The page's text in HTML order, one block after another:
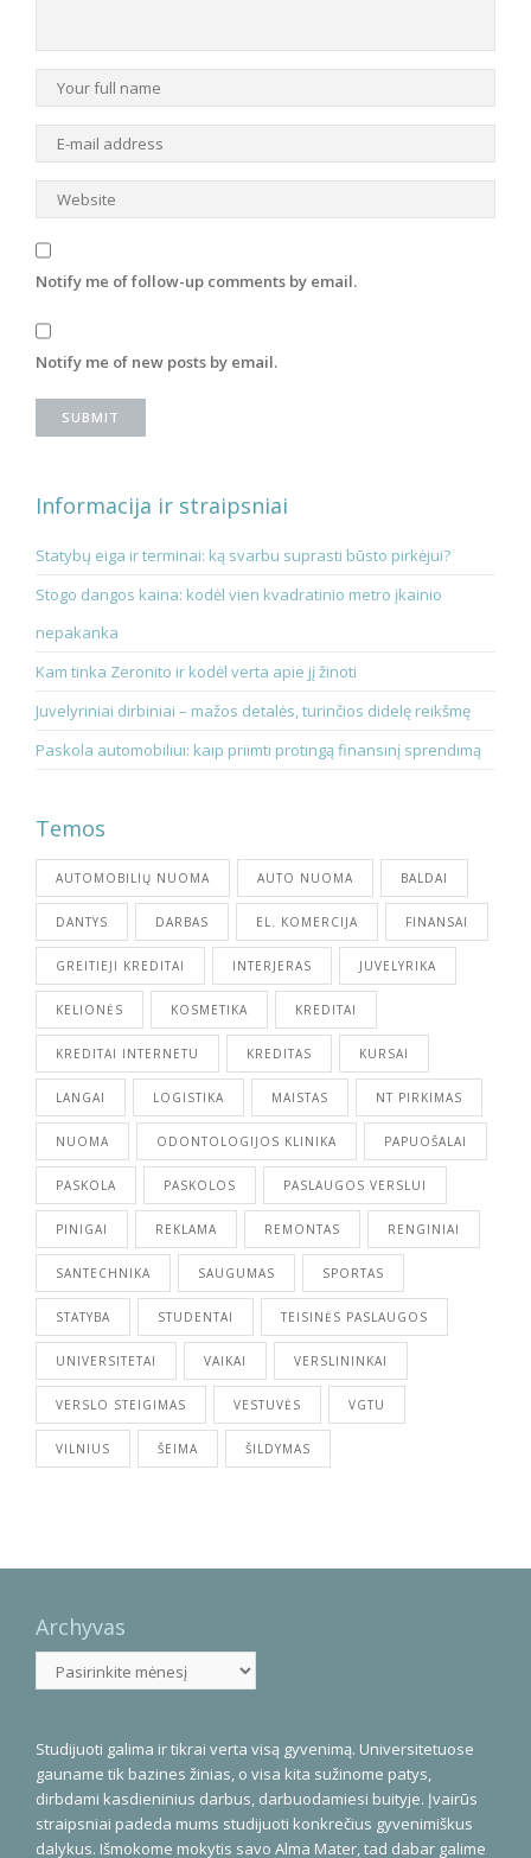
Notify me of follow-up comments by email.
Notify me of new posts by email.
Informacija ir straipsniai
Statybų eiga ir terminai: ką svarbu suprasti būsto pirkėjui?
Stogo dangos kaina: kodėl vien kvadratinio metro įkainio
nepakanka
Kam tinka Zeronito ir kodėl verta apie jį žinoti
Juvelyriniai dirbiniai – mažos detalės, turinčios didelę reikšmę
Paskola automobiliui: kaip priimti protingą finansinį sprendimą
Temos
AUTOMOBILIŲ NUOMA AUTO NUOMA BALDAI
DANTYS DARBAS EL. KOMERCIJA FINANSAI
GREITIEJI KREDITAI INTERJERAS JUVELYRIKA
KELIONĖS KOSMETIKA KREDITAI
KREDITAI INTERNETU KREDITAS KURSAI
LANGAI LOGISTIKA MAISTAS NT PIRKIMAS
NUOMA ODONTOLOGIJOS KLINIKA PAPUOŠALAI
PASKOLA PASKOLOS PASLAUGOS VERSLUI
PINIGAI REKLAMA REMONTAS RENGINIAI
SANTECHNIKA SAUGUMAS SPORTAS
STATYBA STUDENTAI TEISINĖS PASLAUGOS
UNIVERSITETAI VAIKAI VERSLININKAI
VERSLO STEIGIMAS VESTUVĖS VGTU
VILNIUS ŠEIMA ŠILDYMAS
Archyvas
Archyvas
Studijuoti galima ir tikrai verta visą gyvenimą. Universitetuose
gauname tik bazines žinias, o visa kita sužinome patys,
dirbdami kasdieninius darbus, darbuodamiesi buityje. Įvairūs
straipsniai padeda mums studijuoti konkrečius gyvenimiškus
dalykus. Išmokome mokytis savo Alma Mater, tad dabar galime